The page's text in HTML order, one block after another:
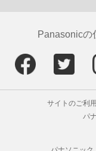
Panasonicの
サイトのご利
パ